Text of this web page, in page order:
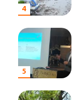
4
5